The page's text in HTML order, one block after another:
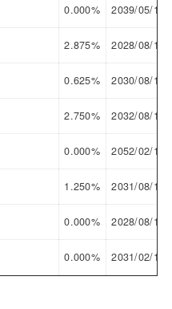
0.000% 2039/05/15
2.875% 2028/08/15
0.625% 2030/08/15
2.750% 2032/08/15
0.000% 2052/02/15
1.250% 2031/08/15
0.000% 2028/08/15
0.000% 2031/02/15